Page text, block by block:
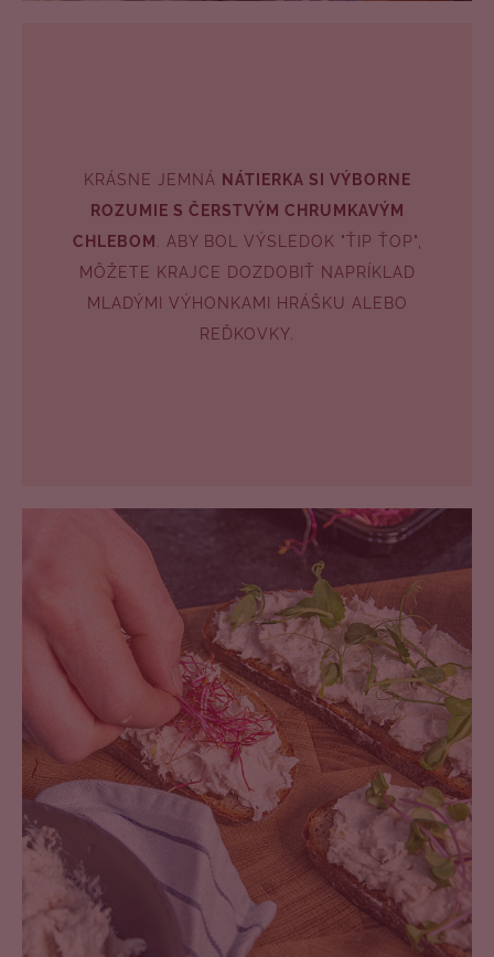
KRÁSNE JEMNÁ
NÁTIERKA SI VÝBORNE
ROZUMIE S ČERSTVÝM CHRUMKAVÝM
CHLEBOM
. ABY BOL VÝSLEDOK "ŤIP ŤOP",
MÔŽETE KRAJCE DOZDOBIŤ NAPRÍKLAD
MLADÝMI VÝHONKAMI HRÁŠKU ALEBO
REĎKOVKY.